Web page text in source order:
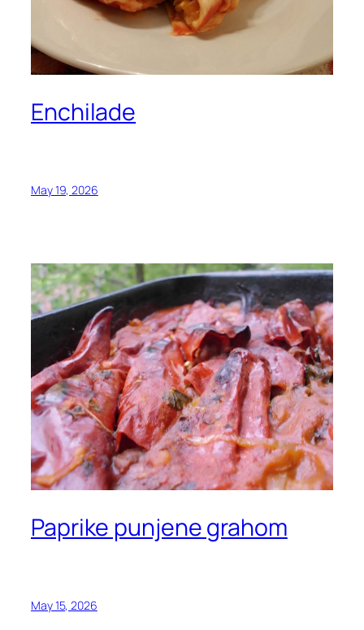
Enchilade
May 19, 2026
Paprike punjene grahom
May 15, 2026